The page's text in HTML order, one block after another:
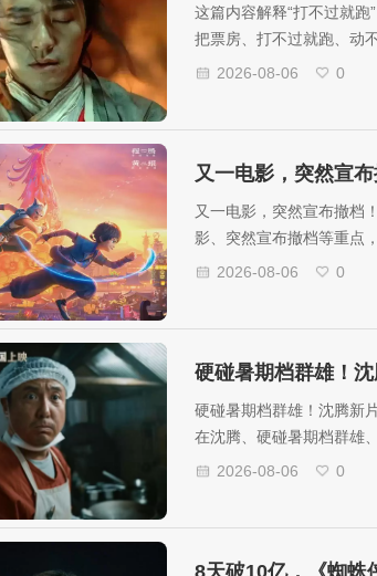
这篇内容解释“打不过就
把票房、打不过就跑、动
清楚。2026-08-06 0
又一电影，突然宣
又一电影，突然宣布撤档
影、突然宣布撤档等重点
2026-08-06
0
硬碰暑期档群雄！
硬碰暑期档群雄！沈腾新
在沈腾、硬碰暑期档群雄
的细节。
2026-08-06 0
8天破10亿，《蜘蛛